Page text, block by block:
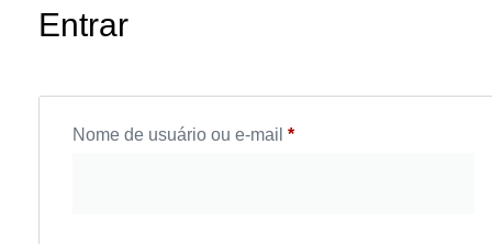
Entrar
Nome de usuário ou e-mail *